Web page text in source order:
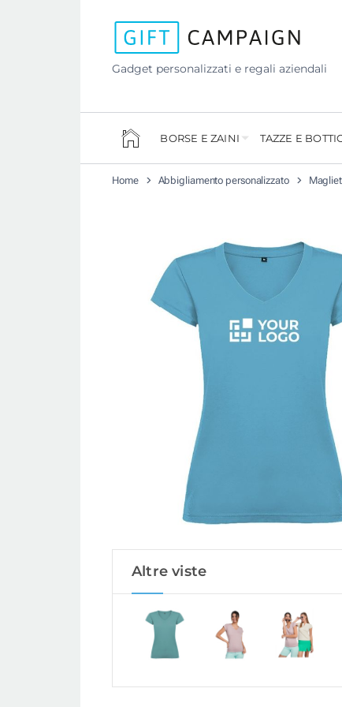
Gadget personalizzati e regali aziendali
BORSE E ZAINI TAZZE E
Home Abbigliamento personalizzato
Altre viste